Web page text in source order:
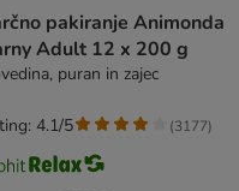
pakiranje Animonda
Adult 12 x 200 g
puran in zajec
4.1/5 (3177)